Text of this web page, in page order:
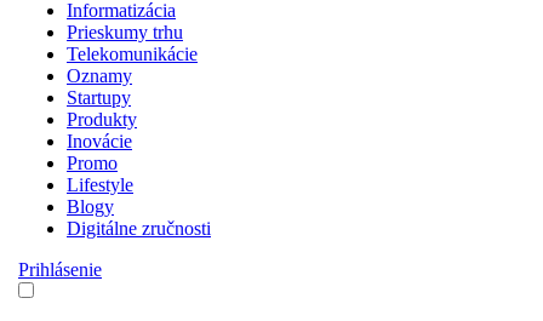
Informatizácia
Prieskumy trhu
Telekomunikácie
Oznamy
Startupy
Produkty
Inovácie
Promo
Lifestyle
Blogy
Digitálne zručnosti
Prihlásenie